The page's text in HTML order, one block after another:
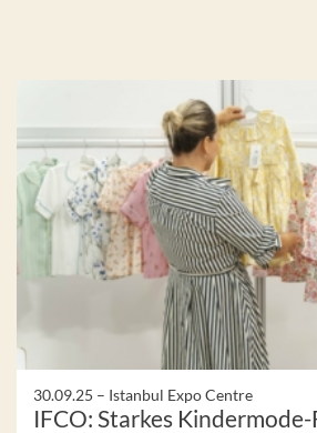
30.09.25 – Istanbul Expo Centre
IFCO: Starkes